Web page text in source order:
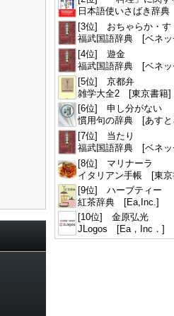
日本語使いさばき辞
[3位] おちゃらか・す
福武国語辞典 [ベネッ
[4位] 遊金
福武国語辞典 [ベネッ
[5位] 京都弁
雑学大全2 [東京書籍]
[6位] 申し分がない
慣用句の辞典 [あすと
[7位] 当たり
福武国語辞典 [ベネッ
[8位] マリナーラ
イタリアン手帳 [東京
[9位] ハーブティー
紅茶辞典 [Ea,Inc.]
[10位] 金原弘光
JLogos [Ea，Inc．]